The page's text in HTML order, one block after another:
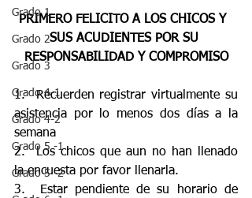
Grado 1
Grado 2
Grado 3
Grado 4-1
Grado 4-2
Grado 5 -1
Grado 5 -2
PRIMERO FELICITO A LOS CHICOS Y
SUS ACUDIENTES POR SU
RESPONSABILIDAD Y COMPROMISO
1.  Recuerden registrar virtualmente su
asistencia por lo menos dos días a la
semana
2.  Los chicos que aun no han llenado
la encuesta por favor llenarla.
3.  Estar pendiente de su horario de